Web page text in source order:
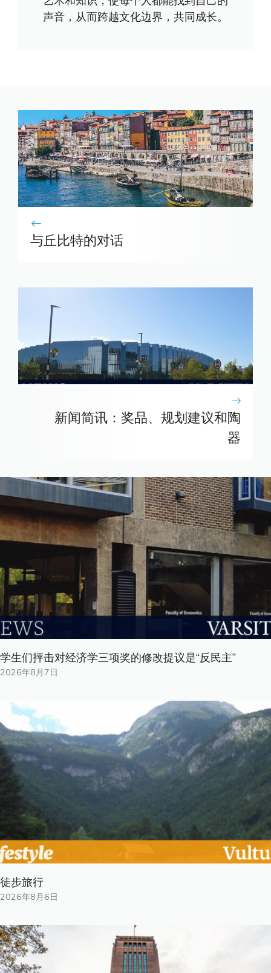
声音，从而跨越文化边界，共同成长。
与丘比特的对话
新闻简讯：奖品、规划建议和陶
器
学生们抨击对经济学三项奖的修改提议是“反民主”
2026年8月7日
徒步旅行
2026年8月6日